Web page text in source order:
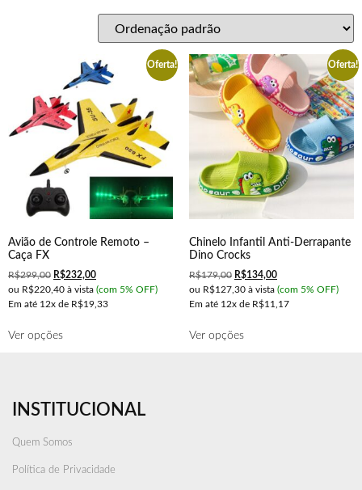
Oferta!
Avião de Controle Remoto –
Caça FX
R$299,00 R$232,00
ou R$220,40 à vista (com 5% OFF)
Em até 12x de R$19,33
Ver opções
Oferta!
Chinelo Infantil Anti-Derrapante
Dino Crocks
R$179,00 R$134,00
ou R$127,30 à vista (com 5% OFF)
Em até 12x de R$11,17
Ver opções
INSTITUCIONAL
Quem Somos
Política de Privacidade